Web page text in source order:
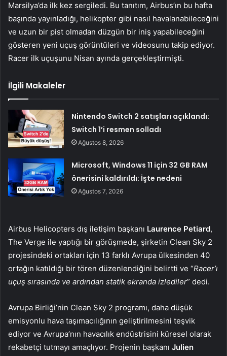
Marsilya’da ilk kez sergiledi. Bu tanıtım, Airbus’ın bu hafta
başında yayınladığı, helikopter gibi nasıl havalanabileceğini
ve uzun bir pist olmadan düzgün bir iniş yapabileceğini
gösteren yeni uçuş görüntüleri ve videosunu takip ediyor.
Racer ilk uçuşunu Nisan ayında gerçekleştirmişti.
İlgili Makaleler
Nintendo Switch 2 satışları açıklandı:
Switch 1’i resmen solladı
Ağustos 8, 2026
Microsoft, Windows 11 için 32 GB RAM
önerisini kaldırıldı: İşte nedeni
Ağustos 7, 2026
Airbus Helicopters dış iletişim başkanı Laurence Petiard,
The Verge ile yaptığı bir görüşmede, şirketin Clean Sky 2
projesindeki ortakları için 13 farklı Avrupa ülkesinden 40
ortağın katıldığı bir tören düzenlendiğini belirtti ve “Racer’ı
uçuş sırasında ve ardından statik ekranda izlediler” dedi.
Avrupa Birliği’nin Clean Sky 2 programı, daha düşük
emisyonlu hava taşımacılığının geliştirilmesini teşvik
ediyor ve Avrupa’nın havacılık endüstrisini küresel olarak
rekabetçi tutmayı amaçlıyor. Projenin başkanı Julien